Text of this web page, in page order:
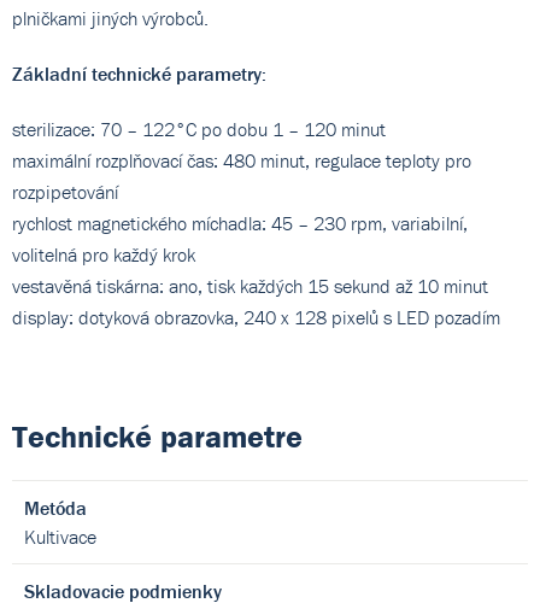
plničkami jiných výrobců.
Základní technické parametry:
sterilizace: 70 – 122°C po dobu 1 – 120 minut
maximální rozplňovací čas: 480 minut, regulace teploty pro
rozpipetování
rychlost magnetického míchadla: 45 – 230 rpm, variabilní,
volitelná pro každý krok
vestavěná tiskárna: ano, tisk každých 15 sekund až 10 minut
display: dotyková obrazovka, 240 x 128 pixelů s LED pozadím
Technické parametre
Metóda
Kultivace
Skladovacie podmienky